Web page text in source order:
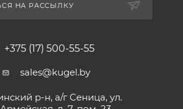
НА РАССЫЛКУ
+375 (17) 500-55-55
sales@kugel.by
р-н, а/г Сеница, ул.